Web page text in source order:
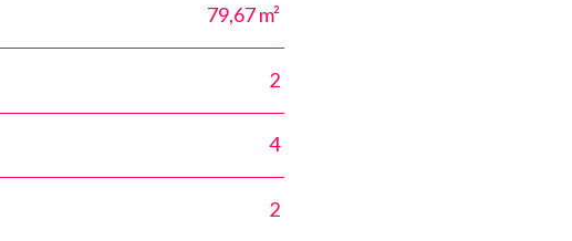
79,67 m²
2
4
2